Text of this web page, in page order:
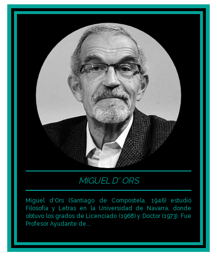
MIGUEL D' ORS
Miguel d'Ors (Santiago de Compostela, 1946) estudió
Filosofía y Letras en la Universidad de Navarra, donde
obtuvo los grados de Licenciado (1968) y Doctor (1973). Fue
Profesor Ayudante de...